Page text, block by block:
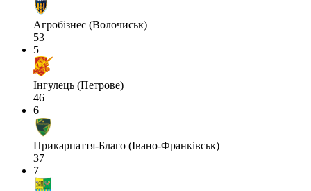
Агробізнес (Волочиськ)
53
5
Інгулець (Петрове)
46
6
Прикарпаття-Благо (Івано-Франківськ)
37
7